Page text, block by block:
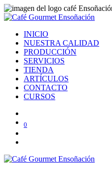
INICIO
NUESTRA CALIDAD
PRODUCCIÓN
SERVICIOS
TIENDA
ARTÍCULOS
CONTACTO
CURSOS
0